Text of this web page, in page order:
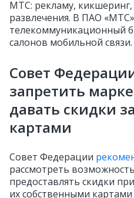
МТС: рекламу,
развлечения. В ПАО
телекоммуникационный
салонов мобильной связи.
Совет
запретить
давать скидки
картами
Совет Федерации
рассмотреть
предоставлять скидки
их собственными